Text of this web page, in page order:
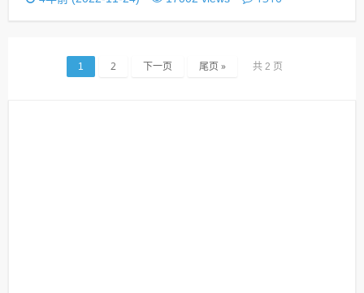
1 2 下一页 尾页 » 共 2 页